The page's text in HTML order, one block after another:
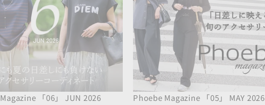
「06」 JUN 2026 Phoebe Magazine 「05」 MAY 2026